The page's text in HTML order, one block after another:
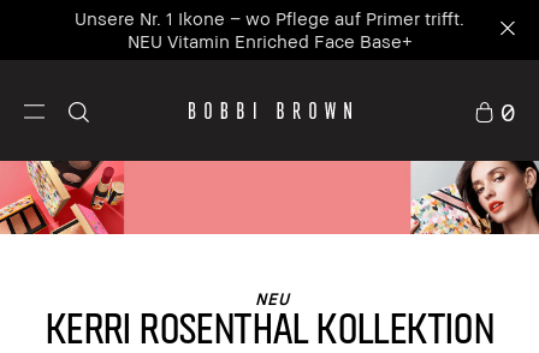
Unsere Nr. 1 Ikone – wo Pflege auf Primer trifft.
NEU Vitamin Enriched Face Base+
0
NEU
KERRI ROSENTHAL KOLLEKTION